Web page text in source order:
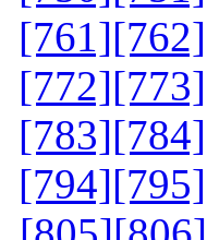
[761][762]
[772][773]
[783][784]
[794][795]